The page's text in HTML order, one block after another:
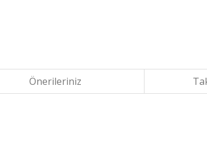
Önerileriniz